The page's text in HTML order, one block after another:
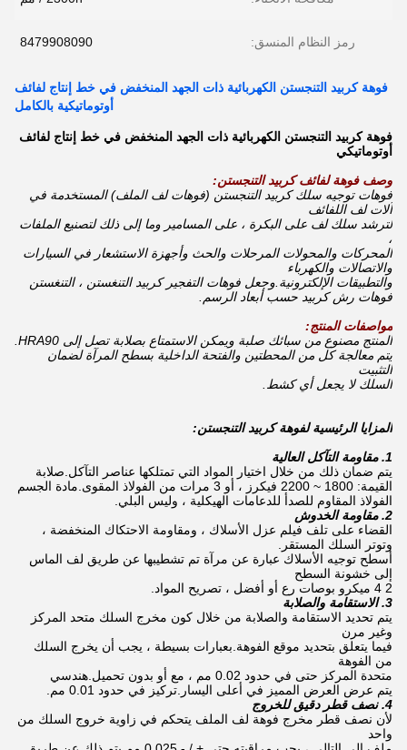
رمز النظام المنسق: 8479908090
فوهة كربيد التنجستن الكهربائية ذات الجهد المنخفض في خط إنتاج لفائف
أوتوماتيكية بالكامل
فوهة كربيد التنجستن الكهربائية ذات الجهد المنخفض في خط إنتاج لفائف
أوتوماتيكي
وصف فوهة لفائف كربيد التنجستن:
فوهات توجيه سلك كربيد التنجستن (فوهات لف الملف) المستخدمة في
آلات لف اللفائف
لترشد سلك لف على البكرة ، على المسامير وما إلى ذلك لتصنيع الملفات
،
المحركات والمحولاتالمرحلات والحث وأجهزة الاستشعار في السيارات
والاتصالات والكهرباء
والتطبيقات الإلكترونية.وجعل فوهات التفجير كربيد التنغستن ، التنغستن
فوهات رش كربيد حسب أبعاد الرسم.
مواصفات المنتج:
المنتج مصنوع من سبائك صلبة ويمكن الاستمتاع بصلابة تصل إلى HRA90.
يتم معالجة كل من المحطتين والفتحة الداخلية بسطح المرآة لضمان
التثبيت
السلك لا يجعل أي كشط.
المزايا الرئيسية لفوهة كربيد التنجستن:
1. مقاومة التآكل العالية
يتم ضمان ذلك من خلال اختيار المواد التي تمتلكها عناصر التآكل.صلابة
القيمة: 1800 ~ 2200 فيكرز ، أو 3 مرات من الفولاذ المقوى.مادة الجسم
الفولاذ المقاوم للصدأ للدعامات الهيكلية ، وليس البلي.
2. مقاومة الخدوش
القضاء على تلف فيلم عزل الأسلاك ، ومقاومة الاحتكاك المنخفضة ،
وتوتر السلك المستقر.
أسطح توجيه الأسلاك عبارة عن مرآة تم تشطيبها عن طريق لف الماس
إلى خشونة السطح
2 4 ميكرو بوصات رع أو أفضل ، تصريح المواد.
3. الاستقامة والصلابة
يتم تحديد الاستقامة والصلابة من خلال كون مخرج السلك متحد المركز
وغير مرن
فيما يتعلق بتحديد موقع الفوهة.بعبارات بسيطة ، يجب أن يخرج السلك
من الفوهة
متحدة المركز حتى في حدود 0.02 مم ، مع أو بدون تحميل.هندسي
يتم عرض العرض المميز في أعلى اليسار.تركيز في حدود 0.01 مم.
4. نصف قطر دقيق للخروج
لأن نصف قطر مخرج فوهة لف الملف يتحكم في زاوية خروج السلك من
واحد